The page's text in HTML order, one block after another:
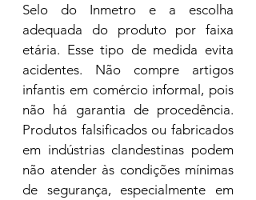
Selo do Inmetro e a escolha
adequada do produto por faixa
etária. Esse tipo de medida evita
acidentes. Não compre artigos
infantis em comércio informal, pois
não há garantia de procedência.
Produtos falsificados ou fabricados
em indústrias clandestinas podem
não atender às condições mínimas
de segurança, especialmente em